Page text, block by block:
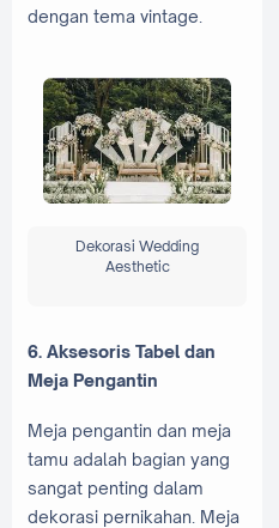
dengan tema vintage.
Dekorasi Wedding
Aesthetic
6. Aksesoris Tabel dan
Meja Pengantin
Meja pengantin dan meja
tamu adalah bagian yang
sangat penting dalam
dekorasi pernikahan. Meja